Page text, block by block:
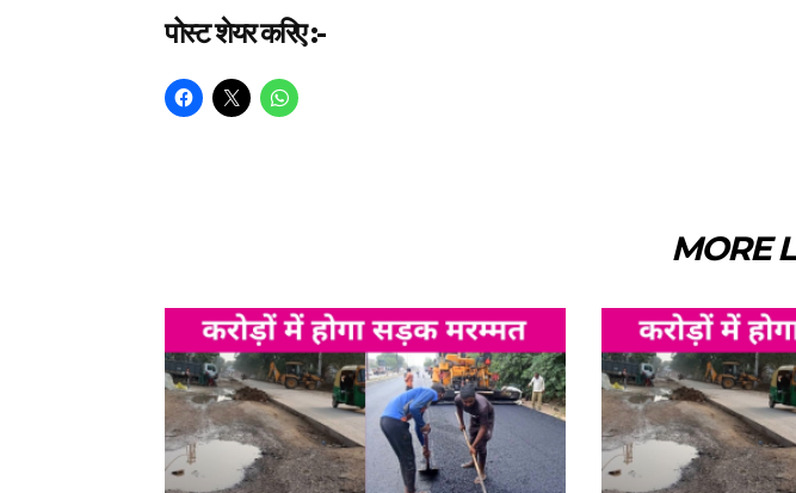
पोस्ट शेयर करिए :-
MORE